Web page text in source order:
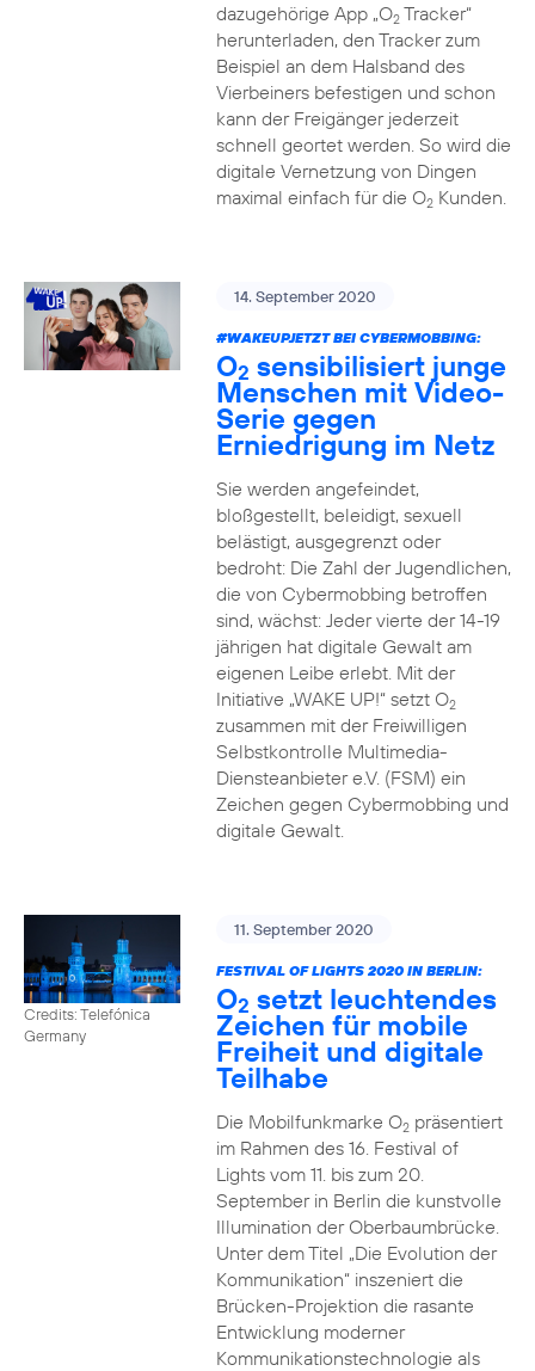
dazugehörige App „O2Tracker“
herunterladen, den Tracker zum
Beispiel an dem Halsband des
Vierbeiners befestigen und schon
kann der Freigänger jederzeit
schnell geortet werden. So wird die
digitale Vernetzung von Dingen
maximal einfach für die O2Kunden.
14. September 2020
#WAKEUPJETZT BEI CYBERMOBBING:
O2 sensibilisiert junge
Menschen mit Video-
Serie gegen
Erniedrigung im Netz
Sie werden angefeindet,
bloßgestellt, beleidigt, sexuell
belästigt, ausgegrenzt oder
bedroht: Die Zahl der Jugendlichen,
die von Cybermobbing betroffen
sind, wächst: Jeder vierte der 14-19
jährigen hat digitale Gewalt am
eigenen Leibe erlebt. Mit der
Initiative „WAKE UP!“ setzt O2
zusammen mit der Freiwilligen
Selbstkontrolle Multimedia-
Diensteanbieter e.V. (FSM) ein
Zeichen gegen Cybermobbing und
digitale Gewalt.
Credits: Telefónica
Germany
11. September 2020
FESTIVAL OF LIGHTS 2020 IN BERLIN:
O2 setzt leuchtendes
Zeichen für mobile
Freiheit und digitale
Teilhabe
Die Mobilfunkmarke O2präsentiert
im Rahmen des 16. Festival of
Lights vom 11. bis zum 20.
September in Berlin die kunstvolle
Illumination der Oberbaumbrücke.
Unter dem Titel „Die Evolution der
Kommunikation“ inszeniert die
Brücken-Projektion die rasante
Entwicklung moderner
Kommunikationstechnologie als